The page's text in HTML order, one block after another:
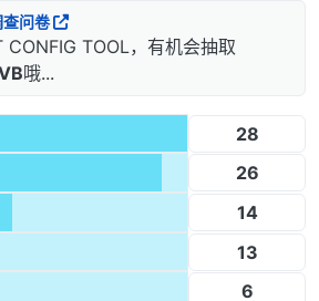
问卷
TOOL，有机会抽取
哦...
28
26
14
13
6